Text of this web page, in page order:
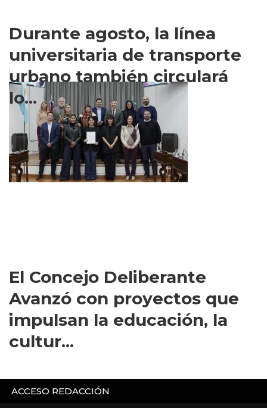
Durante agosto, la línea
universitaria de transporte
urbano también circulará
lo...
El Concejo Deliberante
Avanzó con proyectos que
impulsan la educación, la
cultur...
ACCESO REDACCIÓN